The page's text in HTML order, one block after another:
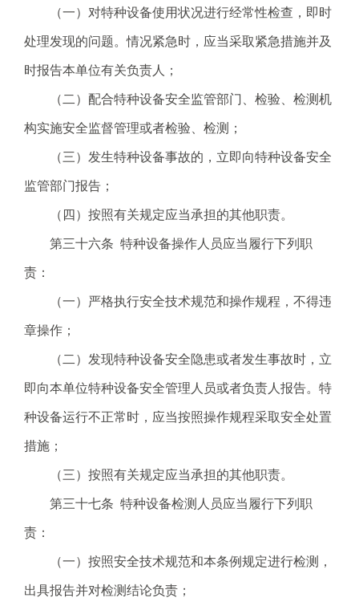
（一）对特种设备使用状况进行经常性检查，即时
处理发现的问题。情况紧急时，应当采取紧急措施并及
时报告本单位有关负责人；
（二）配合特种设备安全监管部门、检验、检测机
构实施安全监督管理或者检验、检测；
（三）发生特种设备事故的，立即向特种设备安全
监管部门报告；
（四）按照有关规定应当承担的其他职责。
第三十六条 特种设备操作人员应当履行下列职
责：
（一）严格执行安全技术规范和操作规程，不得违
章操作；
（二）发现特种设备安全隐患或者发生事故时，立
即向本单位特种设备安全管理人员或者负责人报告。特
种设备运行不正常时，应当按照操作规程采取安全处置
措施；
（三）按照有关规定应当承担的其他职责。
第三十七条 特种设备检测人员应当履行下列职
责：
（一）按照安全技术规范和本条例规定进行检测，
出具报告并对检测结论负责；